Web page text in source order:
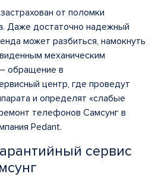
от поломки
Даже достаточно надежный
может разбиться, намокнуть
механическим
обращение в
центр, где проведут
и определят «слабые
телефонов Самсунг в
Pedant.
сервис